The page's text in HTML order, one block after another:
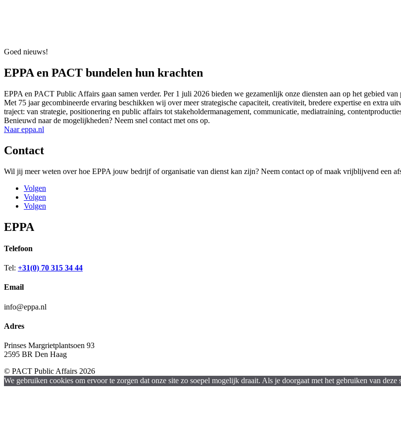
Goed nieuws!
EPPA en PACT bundelen hun krachten
EPPA en PACT Public Affairs gaan samen verder. Per 1 juli 2026 bieden we gezamenlijk onze diensten aan op het gebied
Met 75 jaar gecombineerde ervaring beschikken wij over meer strategische capaciteit, creativiteit, bredere expertise en extra
traject: van strategie, positionering en public affairs tot stakeholdermanagement, communicatie, mediatraining,
Benieuwd naar de mogelijkheden? Neem snel contact met ons op.
Naar eppa.nl
Contact
Wil jij meer weten over hoe EPPA jouw bedrijf of organisatie van dienst kan zijn? Neem contact op of maak vrijblijvend een
Volgen
Volgen
Volgen
EPPA
Telefoon
Tel: +31(0) 70 315 34 44
Email
info@eppa.nl
Adres
Prinses Margrietplantsoen 93
2595 BR Den Haag
© PACT Public Affairs 2026
We gebruiken cookies om ervoor te zorgen dat onze site zo soepel mogelijk draait. Als je doorgaat met het gebruiken van deze